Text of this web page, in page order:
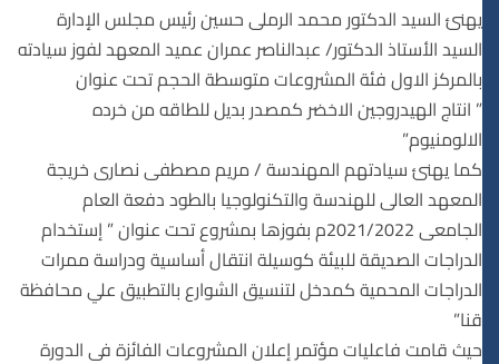
يهنئ السيد الدكتور محمد الرملى حسين رئيس مجلس الإدارة
السيد الأستاذ الدكتور/ عبدالناصر عمران عميد المعهد لفوز سيادته
بالمركز الاول فئة المشروعات متوسطة الحجم تحت عنوان
” انتاج الهيدروجين الاخضر كمصدر بديل للطاقه من خرده
الالومنيوم”
كما يهنئ سيادتهم المهندسة / مريم مصطفى نصارى خريجة
المعهد العالى للهندسة والتكنولوجيا بالطود دفعة العام
الجامعى 2021/2022م بفوزها بمشروع تحت عنوان ” إستخدام
الدراجات الصديقة للبيئة كوسيلة انتقال أساسية ودراسة ممرات
الدراجات المحمية كمدخل لتنسيق الشوارع بالتطبيق علي محافظة
قنا”
حيث قامت فاعليات مؤتمر إعلان المشروعات الفائزة فى الدورة